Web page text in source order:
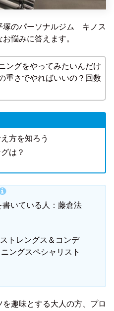
塚のパーソナルジム キノス
悩みに答えます。
ングをやってみたいんだけ
重さでやればいいの？回数
方を知ろう
は？
書いている人：藤倉法
トレングス＆コンデ
ングスペシャリスト
趣味とする大人の方、プロ